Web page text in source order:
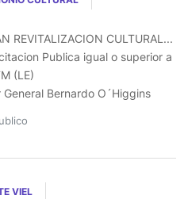
REVITALIZACION CULTURAL...
Publica igual o superior a
(LE)
Bernardo O´Higgins
VIEL